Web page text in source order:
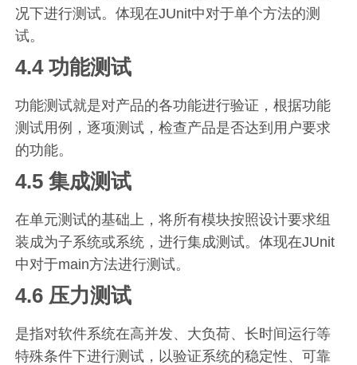
况下进行测试。体现在JUnit中对于单个方法的测
试。
4.4 功能测试
功能测试就是对产品的各功能进行验证，根据功能
测试用例，逐项测试，检查产品是否达到用户要求
的功能。
4.5 集成测试
在单元测试的基础上，将所有模块按照设计要求组
装成为子系统或系统，进行集成测试。体现在JUnit
中对于main方法进行测试。
4.6 压力测试
是指对软件系统在高并发、大负荷、长时间运行等
特殊条件下进行测试，以验证系统的稳定性、可靠